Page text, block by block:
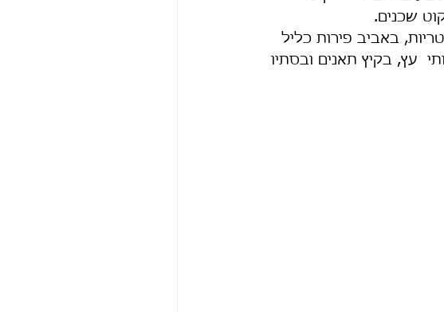
שכנים.
באביב פירות כליל
עץ, בקיץ תאנים ובסתיו